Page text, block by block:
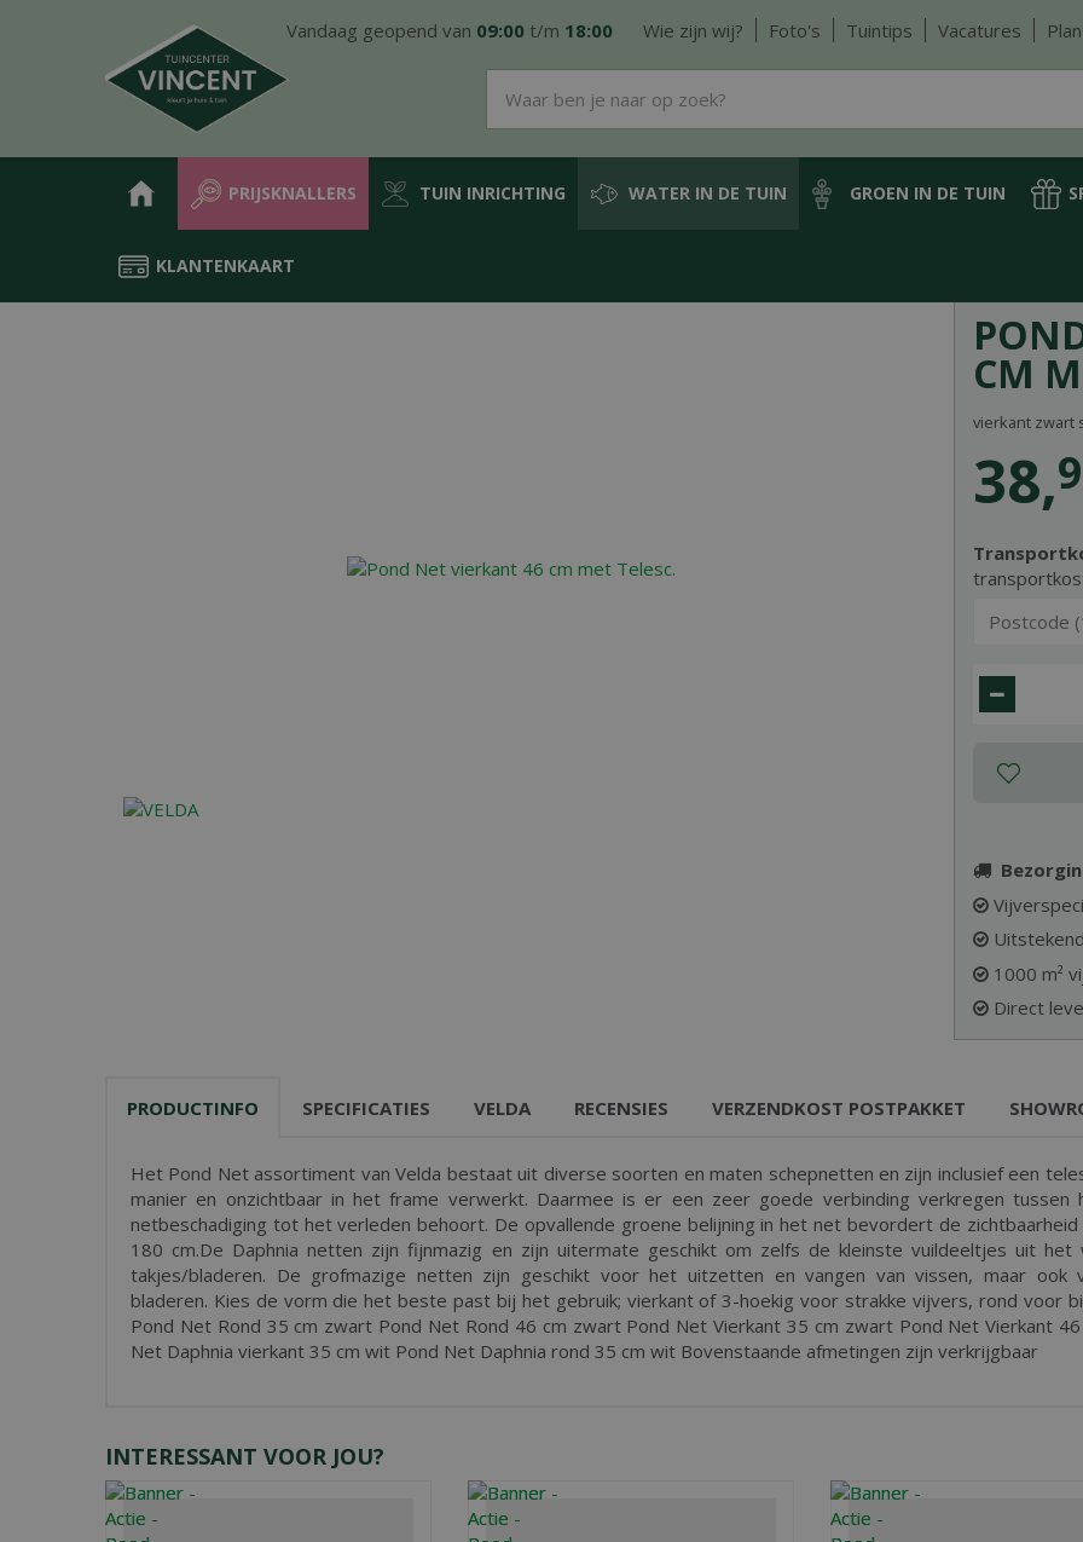
Home Producten Water in de tuin
Vandaag geopend van 09:00 t/m 18:00 Wie zijn wij? Foto's Tuintips Vacatures
PRIJSKNALLERS TUIN INRICHTING WATER IN DE TUIN GROEN IN DE TUIN
KLANTENKAART
CM
38,
vierkant zwart
1000 m²
Direct
PRODUCTINFO SPECIFICATIES VELDA RECENSIES VERZENDKOST POSTPAKKET
Het Pond Net assortiment van Velda bestaat uit diverse soorten en maten schepnetten en zijn inclusief een
manier en onzichtbaar in het frame verwerkt. Daarmee is er een zeer goede verbinding verkregen
netbeschadiging tot het verleden behoort. De opvallende groene belijning in het net bevordert de
180 cm.De Daphnia netten zijn fijnmazig en zijn uitermate geschikt om zelfs de kleinste vuildeeltjes uit
takjes/bladeren. De grofmazige netten zijn geschikt voor het uitzetten en vangen van vissen, maar ook
bladeren. Kies de vorm die het beste past bij het gebruik; vierkant of 3-hoekig voor strakke vijvers, rond voor
Pond Net Rond 35 cm zwart Pond Net Rond 46 cm zwart Pond Net Vierkant 35 cm zwart Pond Net Vierkant
Net Daphnia vierkant 35 cm wit Pond Net Daphnia rond 35 cm wit Bovenstaande afmetingen zijn verkrijgbaar
INTERESSANT VOOR JOU?